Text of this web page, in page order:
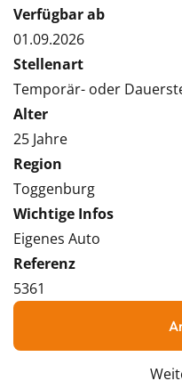
Verfügbar ab
01.09.2026
Stellenart
Temporär- oder
Alter
25 Jahre
Region
Toggenburg
Wichtige Infos
Eigenes Auto
Referenz
5361